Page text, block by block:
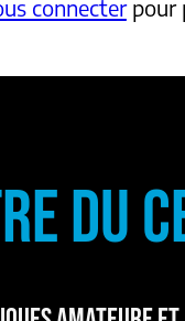
connecterpour
DU